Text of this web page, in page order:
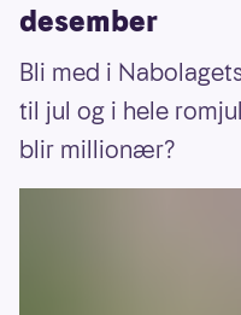
desember
Bli med i
til jul og i hele
blir millionær?